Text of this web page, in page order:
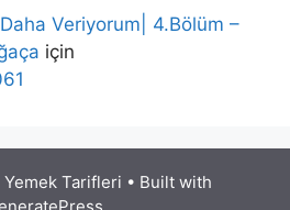
Veriyorum| 4.Bölüm –
için
Tarifleri • Built with